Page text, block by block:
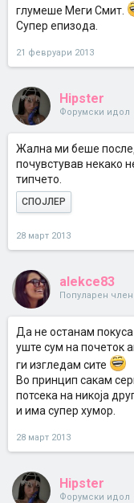
глумеше Меги Смит.
Супер епизода.
21 февруари 2013
Hipster
Форумски идол
Жална ми беше
почувстував некако
типчето.
СПОЈЛЕР
28 март 2013
alekce83
Популарен член
Да не останам покуса
уште сум на почеток
ги изгледам сите
Во принцип сакам
потсека на никоја
и има супер хумор.
28 март 2013
Hipster
Форумски идол